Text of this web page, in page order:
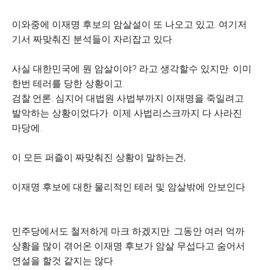
이와중에 이재명 후보의 암살설이 또 나오고 있고. 여기저
기서 짜맞춰진 분석들이 자리잡고 있다.
사실 대한민국에 뭔 암살이야? 라고 생각할수 있지만. 이미
한번 테러를 당한 상황이고.
검찰.언론. 심지어 대법원 사법부까지 이재명을 죽일려고
발악하는 상황이었다가. 이제 사법리스크까지 다 사라진
마당에.
이 모든 퍼즐이 짜맞춰진 상황이 말하는건,
이재명 후보에 대한 물리적인 테러 및 암살밖에 안보인다.
민주당에서도 철저하게 마크 하겠지만. 그동안 여러 억까
상황을 많이 겪어온 이재명 후보가 암살 무섭다고 숨어서
연설을 할것 같지는 않다.